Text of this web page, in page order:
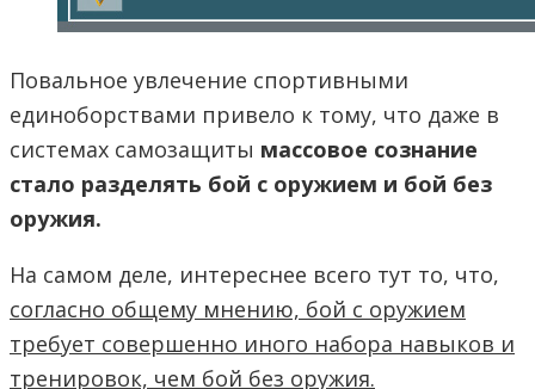
Повальное увлечение спортивными
единоборствами привело к тому, что даже в
системах самозащиты массовое сознание
стало разделять бой с оружием и бой без
оружия.
На самом деле, интереснее всего тут то, что,
согласно общему мнению, бой с оружием
требует совершенно иного набора навыков и
тренировок, чем бой без оружия.